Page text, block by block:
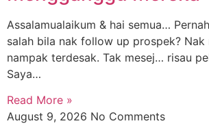
Assalamualaikum & hai semua…
salah bila nak follow up prospek?
nampak terdesak. Tak mesej… risau
Saya…
Read More »
August 9, 2026 No Comments